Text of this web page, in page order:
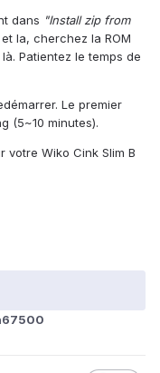
dans "Install zip from
et la, cherchez la ROM
Patientez le temps de
Le premier
(5~10 minutes).
votre Wiko Cink Slim B